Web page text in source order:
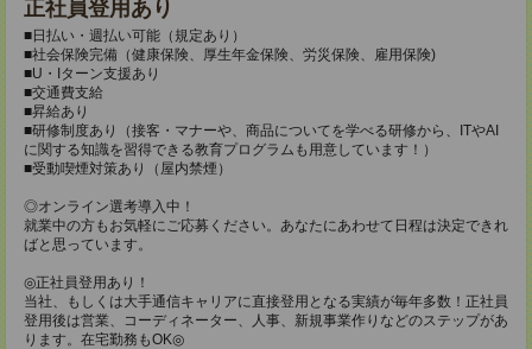
正社員登用あり
■日払い・週払い可能（規定あり）
■社会保険完備（健康保険、厚生年金保険、労災保険、雇用保険)
■U・Iターン支援あり
■交通費支給
■昇給あり
■研修制度あり（接客・マナーや、商品についてを学べる研修から、ITやAI
に関する知識を習得できる教育プログラムも用意しています！）
■受動喫煙対策あり（屋内禁煙）
◎オンライン選考導入中！
就業中の方もお気軽にご応募ください。あなたにあわせて日程は決定できれ
ばと思っています。
◎正社員登用あり！
当社、もしくは大手通信キャリアに直接登用となる実績が毎年多数！正社員
登用後は営業、コーディネーター、人事、新規事業作りなどのステップがあ
ります。在宅勤務もOK◎